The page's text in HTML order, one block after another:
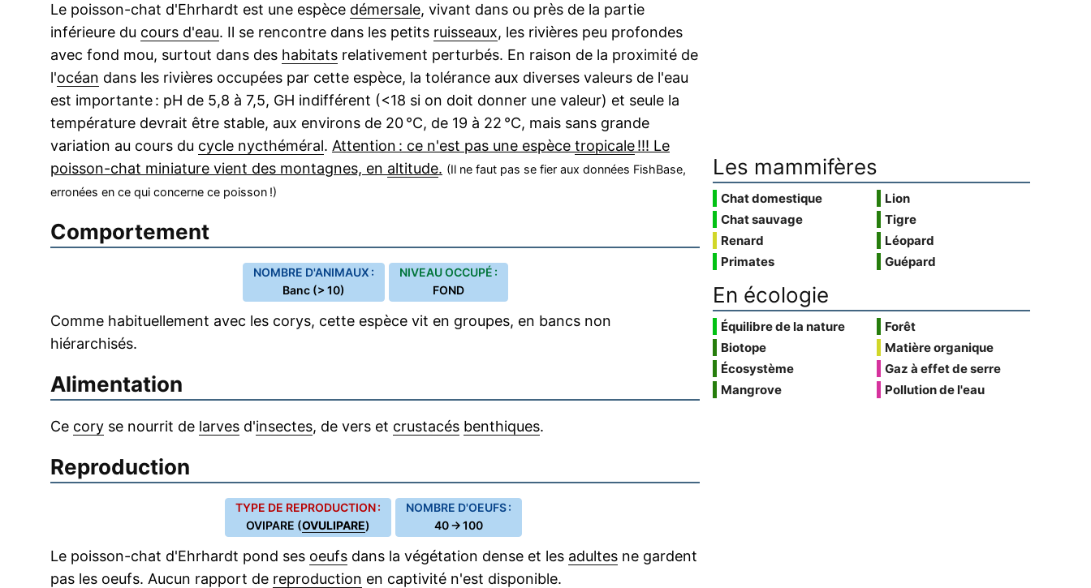
Le poisson-chat d'Ehrhardt est une espèce démersale, vivant dans ou près de la partie
inférieure du cours d'eau. Il se rencontre dans les petits ruisseaux, les rivières peu profondes
avec fond mou, surtout dans des habitats relativement perturbés. En raison de la proximité de
l'océan dans les rivières occupées par cette espèce, la tolérance aux diverses valeurs de l'eau
est importante : pH de 5,8 à 7,5, GH indifférent (<18 si on doit donner une valeur) et seule la
température devrait être stable, aux environs de 20 °C, de 19 à 22 °C, mais sans grande
variation au cours du cycle nycthéméral. Attention : ce n'est pas une espèce tropicale!!! Le
poisson-chat miniature vient des montagnes, en altitude. (Il ne faut pas se fier aux données FishBase,
erronées en ce qui concerne ce poisson !)
Comportement
NOMBRE D'ANIMAUX :
Banc (> 10)
NIVEAU OCCUPÉ :
FOND
Comme habituellement avec les corys, cette espèce vit en groupes, en bancs non
hiérarchisés.
Alimentation
Ce cory se nourrit de larves d'insectes, de vers et crustacés benthiques.
Reproduction
TYPE DE REPRODUCTION :
OVIPARE (OVULIPARE)
NOMBRE D'OEUFS :
40 → 100
Le poisson-chat d'Ehrhardt pond ses oeufs dans la végétation dense et les adultes ne gardent
pas les oeufs. Aucun rapport de reproduction en captivité n'est disponible.
Les mammifères
Chat domestique
Chat sauvage
Renard
Primates
Lion
Tigre
Léopard
Guépard
En écologie
Équilibre de la nature
Biotope
Écosystème
Mangrove
Forêt
Matière organique
Gaz à effet de serre
Pollution de l'eau